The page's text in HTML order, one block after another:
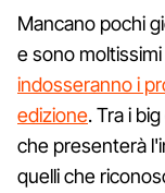
Mancano pochi
e sono
indosseranno i
edizione. Tra i
che presenterà
quelli che